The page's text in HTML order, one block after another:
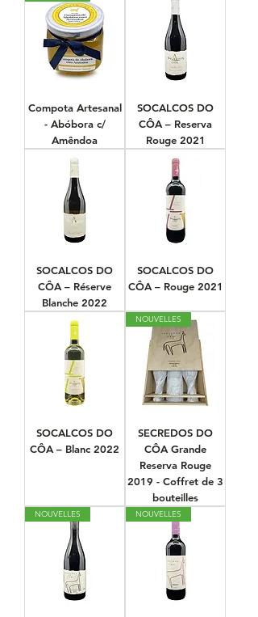
Compota Artesanal
- Abóbora c/
Amêndoa
SOCALCOS DO
CÔA – Reserva
Rouge 2021
SOCALCOS DO
CÔA – Réserve
Blanche 2022
SOCALCOS DO
CÔA – Rouge 2021
SOCALCOS DO
CÔA – Blanc 2022
NOUVELLES
SECREDOS DO
CÔA Grande
Reserva Rouge
2019 - Coffret de 3
bouteilles
NOUVELLES NOUVELLES